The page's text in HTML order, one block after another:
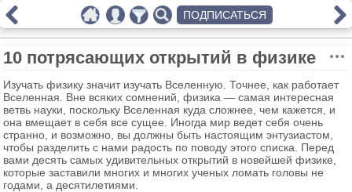
10 потрясающих открытий в физике
Изучать физику значит изучать Вселенную. Точнее, как работает
Вселенная. Вне всяких сомнений, физика — самая интересная
ветвь науки, поскольку Вселенная куда сложнее, чем кажется, и
она вмещает в себя все сущее. Иногда мир ведет себя очень
странно, и возможно, вы должны быть настоящим энтузиастом,
чтобы разделить с нами радость по поводу этого списка. Перед
вами десять самых удивительных открытий в новейшей физике,
которые заставили многих и многих ученых ломать головы не
годами, а десятилетиями.
ПОДПИСАТЬСЯ